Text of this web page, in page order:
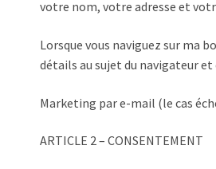
votre nom, votre adresse et
Lorsque vous naviguez sur ma
détails au sujet du navigateur
Marketing par e-mail (le cas
ARTICLE 2 – CONSENTEMENT